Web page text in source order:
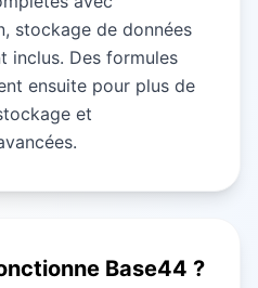
stockage de données
inclus. Des formules
ensuite pour plus de
et
Base44 ?